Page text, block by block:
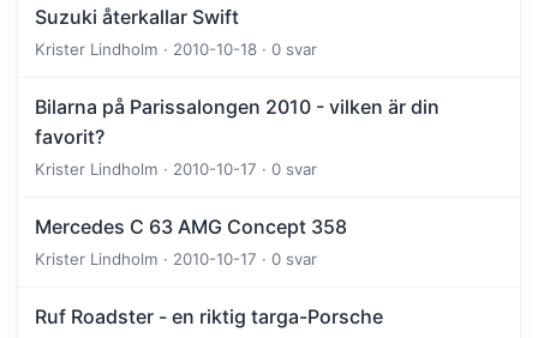
Suzuki återkallar Swift
Krister Lindholm · 2010-10-18 · 0 svar
Bilarna på Parissalongen 2010 - vilken är din
favorit?
Krister Lindholm · 2010-10-17 · 0 svar
Mercedes C 63 AMG Concept 358
Krister Lindholm · 2010-10-17 · 0 svar
Ruf Roadster - en riktig targa-Porsche